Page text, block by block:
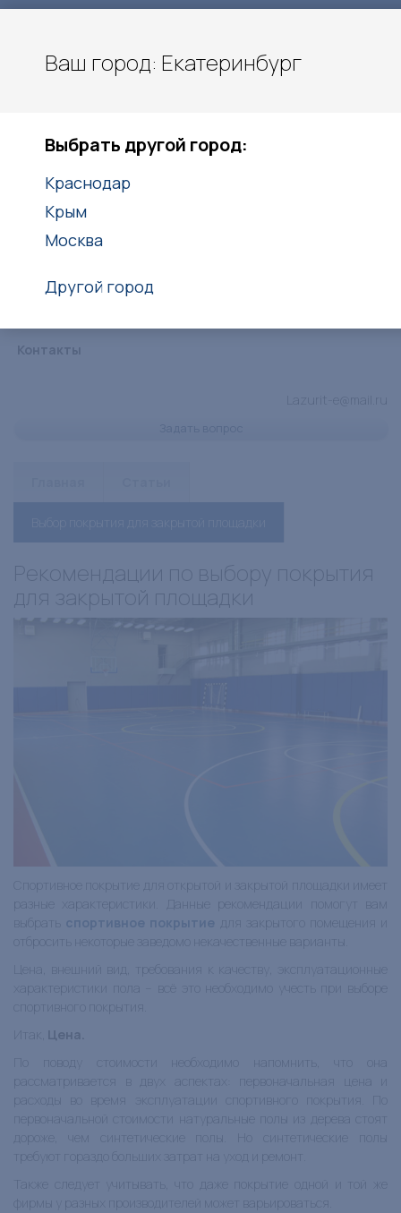
+7(938)416-27-25
Контакты
Lazurit-e@mail.ru
Рекомендации по выбору покрытия
для закрытой площадки
Спортивное покрытие для открытой и закрытой площадки имеет
разные характеристики. Данные рекомендации помогут вам
выбрать спортивное покрытие для закрытого помещения и
отбросить некоторые заведомо некачественные варианты.
Цена, внешний вид, требования к качеству, эксплуатационные
характеристики пола – всё это необходимо учесть при выборе
спортивного покрытия.
Итак, Цена.
По поводу стоимости необходимо напомнить, что она
рассматривается в двух аспектах: первоначальная цена и
расходы во время эксплуатации спортивного покрытия. По
первоначальной стоимости натуральные полы из дерева стоят
дороже, чем синтетические полы. Но синтетические полы
требуют гораздо больших затрат на уход и ремонт.
Также следует учитывать, что даже покрытие одной и той же
фирмы у разных производителей может варьироваться.
Ваш город: Екатеринбург
Выбрать другой город:
Краснодар
Крым
Москва
Другой город